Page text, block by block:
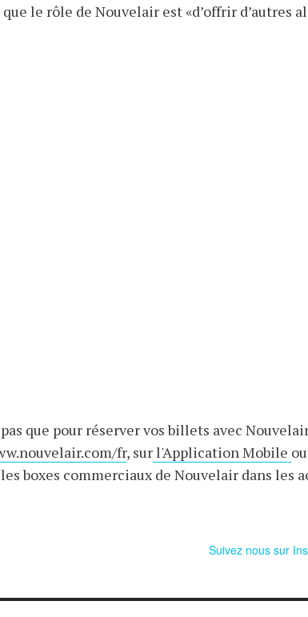
le rôle de Nouvelair est «d’offrir d’autres
que pour réserver vos billets avec
fr, surl'Application Mobile
boxes commerciaux de Nouvelair dans les
Suivez nous sur